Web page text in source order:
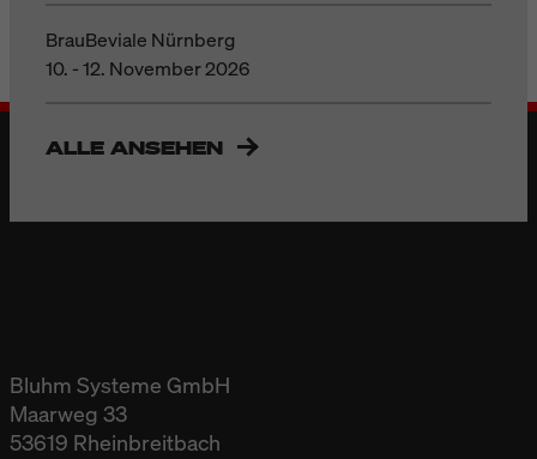
BrauBeviale Nürnberg
10. - 12. November 2026
ALLE ANSEHEN
Bluhm Systeme GmbH
Maarweg 33
53619 Rheinbreitbach